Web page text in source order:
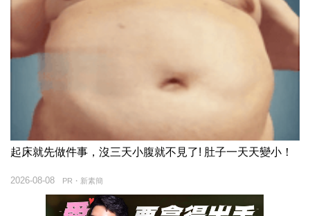
起床就先做件事，沒三天小腹就不見了! 肚子一天天變小！
PR・新素簡
2026-08-08